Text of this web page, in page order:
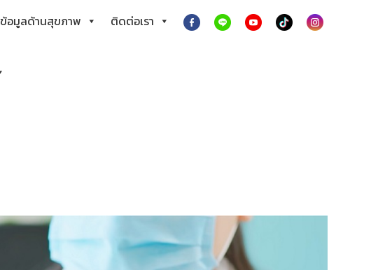
ข้อมูลด้านสุขภาพ ติดต่อเรา